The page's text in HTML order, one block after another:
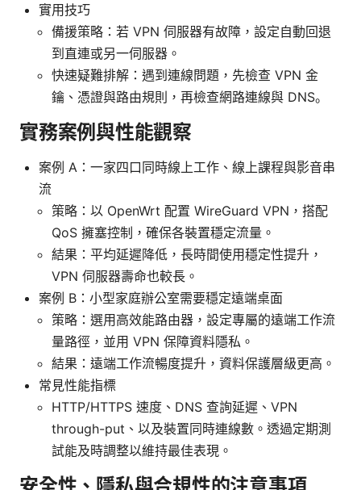
實用技巧
備援策略：若 VPN 伺服器有故障，設定自動回退
到直連或另一伺服器。
快速疑難排解：遇到連線問題，先檢查 VPN 金
鑰、憑證與路由規則，再檢查網路連線與 DNS。
實務案例與性能觀察
案例 A：一家四口同時線上工作、線上課程與影音串
流
策略：以 OpenWrt 配置 WireGuard VPN，搭配
QoS 擁塞控制，確保各裝置穩定流量。
結果：平均延遲降低，長時間使用穩定性提升，
VPN 伺服器壽命也較長。
案例 B：小型家庭辦公室需要穩定遠端桌面
策略：選用高效能路由器，設定專屬的遠端工作流
量路徑，並用 VPN 保障資料隱私。
結果：遠端工作流暢度提升，資料保護層級更高。
常見性能指標
HTTP/HTTPS 速度、DNS 查詢延遲、VPN
through-put、以及裝置同時連線數。透過定期測
試能及時調整以維持最佳表現。